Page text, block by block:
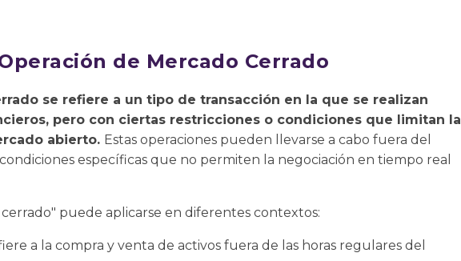
de Mercado Cerrado
se refiere a un tipo de transacción en la que se realizan
pero con ciertas restricciones o condiciones que limitan la
abierto. Estas operaciones pueden llevarse a cabo fuera del
específicas que no permiten la negociación en tiempo real
puede aplicarse en diferentes contextos:
a la compra y venta de activos fuera de las horas regulares del